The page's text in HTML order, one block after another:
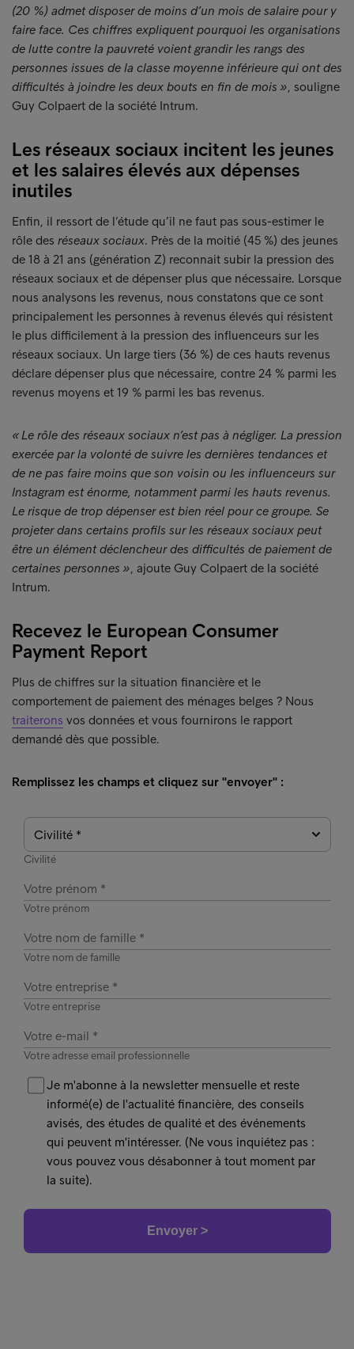
(20 %) admet disposer de moins d’un mois de salaire pour y
faire face. Ces chiffres expliquent pourquoi les organisations
de lutte contre la pauvreté voient grandir les rangs des
personnes issues de la classe moyenne inférieure qui ont des
difficultés à joindre les deux bouts en fin de mois », souligne
Guy Colpaert de la société Intrum.
Les réseaux sociaux incitent les jeunes
et les salaires élevés aux dépenses
inutiles
Enfin, il ressort de l’étude qu’il ne faut pas sous-estimer le
rôle des réseaux sociaux. Près de la moitié (45 %) des jeunes
de 18 à 21 ans (génération Z) reconnait subir la pression des
réseaux sociaux et de dépenser plus que nécessaire. Lorsque
nous analysons les revenus, nous constatons que ce sont
principalement les personnes à revenus élevés qui résistent
le plus difficilement à la pression des influenceurs sur les
réseaux sociaux. Un large tiers (36 %) de ces hauts revenus
déclare dépenser plus que nécessaire, contre 24 % parmi les
revenus moyens et 19 % parmi les bas revenus.
« Le rôle des réseaux sociaux n’est pas à négliger. La pression
exercée par la volonté de suivre les dernières tendances et
de ne pas faire moins que son voisin ou les influenceurs sur
Instagram est énorme, notamment parmi les hauts revenus.
Le risque de trop dépenser est bien réel pour ce groupe. Se
projeter dans certains profils sur les réseaux sociaux peut
être un élément déclencheur des difficultés de paiement de
certaines personnes », ajoute Guy Colpaert de la société
Intrum.
Recevez le European Consumer
Payment Report
Plus de chiffres sur la situation financière et le
comportement de paiement des ménages belges ? Nous
traiterons vos données et vous fournirons le rapport
demandé dès que possible.
Remplissez les champs et cliquez sur "envoyer" :